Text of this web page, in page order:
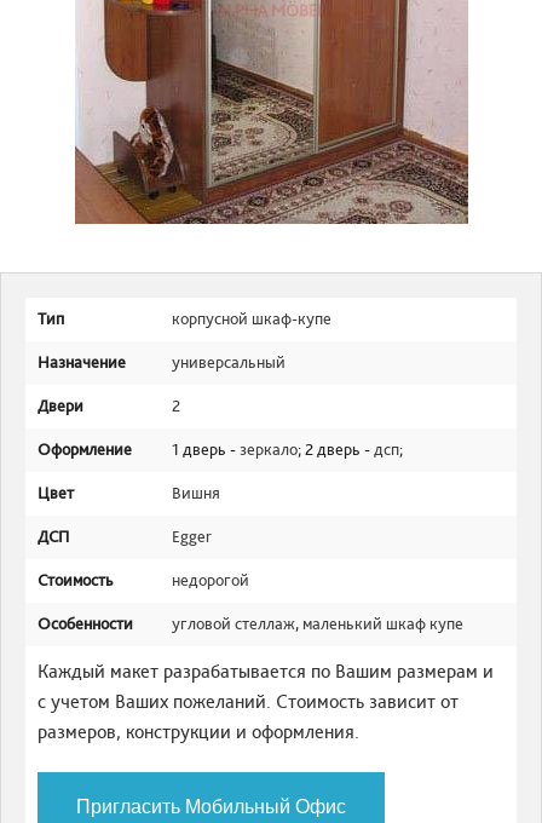
Тип корпусной шкаф-купе
Назначение универсальный
Двери 2
Оформление 1 дверь -зеркало; 2 дверь -дсп;
Цвет Вишня
ДСП Egger
Стоимость недорогой
Особенности угловой стеллаж, маленький шкаф купе
Каждый макет разрабатывается по Вашим размерам и
с учетом Ваших пожеланий. Стоимость зависит от
размеров, конструкции и оформления.
Пригласить Мобильный Офис